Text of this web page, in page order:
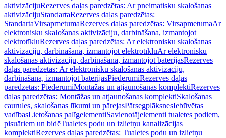
aktivizācijuRezerves daļas paredzētas: Ar pneimatisku skalošanas
aktivizācijuStandartaRezerves daļas paredzētas:
StandartaVirsapmetumaRezerves daļas paredzētas: VirsapmetumaAr
elektronisku skalošanas aktivizāciju, darbināšana, izmantojot
elektrotīkluRezerves daļas paredzētas: Ar elektronisku skalošanas
aktivizāciju, darbināšana, izmantojot elektrotīkluAr elektronisku
skalošanas aktivizāciju, darbināšana, izmantojot baterijasRezerves
daļas paredzētas: Ar elektronisku skalošanas aktivizāciju,
darbināšana, izmantojot baterijasPiederumiRezerves daļas
paredzētas: PiederumiMontāžas un atjaunošanas komplektiRezerves
daļas paredzētas: Montāžas un atjaunošanas komplektiSkalošanas
caurules, skalošanas līkumi un pārejasPārsegplāksnesIebūvētas
vadībasLietošanas palīgelementiSavienotājelementi tualetes podiem,
pisuāriem un bidēTualetes podu un izlietņu kanalizācijas
komplektiRezerves daļas paredzētas: Tualetes podu un izlietņu